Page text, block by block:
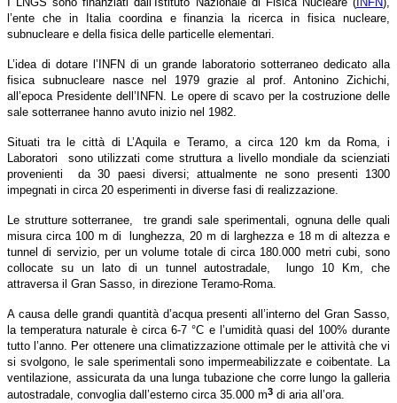
l’ente che in Italia coordina e finanzia la ricerca in fisica nucleare,
subnucleare e della fisica delle particelle elementari.
L’idea di dotare l’INFN di un grande laboratorio sotterraneo dedicato alla
fisica subnucleare nasce nel 1979 grazie al prof. Antonino Zichichi,
all’epoca Presidente dell’INFN. Le opere di scavo per la costruzione delle
sale sotterranee hanno avuto inizio nel 1982.
Situati tra le città di L’Aquila e Teramo, a circa 120 km da Roma, i
Laboratori sono utilizzati come struttura a livello mondiale da scienziati
provenienti da 30 paesi diversi; attualmente ne sono presenti 1300
impegnati in circa 20 esperimenti in diverse fasi di realizzazione.
Le strutture sotterranee, tre grandi sale sperimentali, ognuna delle quali
misura circa 100 m di lunghezza, 20 m di larghezza e 18 m di altezza e
tunnel di servizio, per un volume totale di circa 180.000 metri cubi, sono
collocate su un lato di un tunnel autostradale, lungo 10 Km, che
attraversa il Gran Sasso, in direzione Teramo-Roma.
A causa delle grandi quantità d’acqua presenti all’interno del Gran Sasso,
la temperatura naturale è circa 6-7 °C e l’umidità quasi del 100% durante
tutto l’anno. Per ottenere una climatizzazione ottimale per le attività che vi
si svolgono, le sale sperimentali sono impermeabilizzate e coibentate. La
ventilazione, assicurata da una lunga tubazione che corre lungo la galleria
autostradale, convoglia dall’esterno circa 35.000 m3 di aria all’ora.